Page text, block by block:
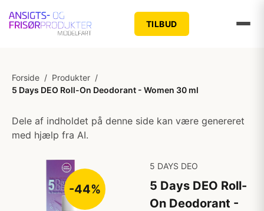
TILBUD
Forside / Produkter /
5 Days DEO Roll-On Deodorant - Women 30 ml
Dele af indholdet på denne side kan være genereret
med hjælp fra AI.
-44%
5 DAYS DEO
5 Days DEO Roll-
On Deodorant -